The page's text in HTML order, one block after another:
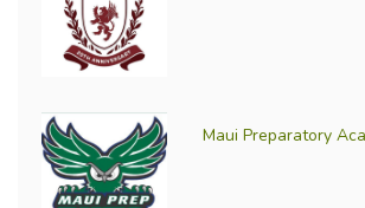
Maui Preparatory